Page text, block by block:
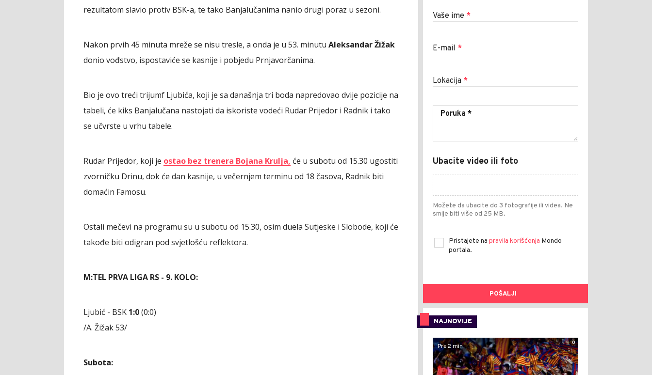
rezultatom slavio protiv BSK-a, te tako Banjalučanima nanio drugi poraz u sezoni.
Nakon prvih 45 minuta mreže se nisu tresle, a onda je u 53. minutu Aleksandar Žižak
donio vođstvo, ispostaviće se kasnije i pobjedu Prnjavorčanima.
Bio je ovo treći trijumf Ljubića, koji je sa današnja tri boda napredovao dvije pozicije na
tabeli, će kiks Banjalučana nastojati da iskoriste vodeći Rudar Prijedor i Radnik i tako
se učvrste u vrhu tabele.
Rudar Prijedor, koji je ostao bez trenera Bojana Krulja, će u subotu od 15.30 ugostiti
zvorničku Drinu, dok će dan kasnije, u večernjem terminu od 18 časova, Radnik biti
domaćin Famosu.
Ostali mečevi na programu su u subotu od 15.30, osim duela Sutjeske i Slobode, koji će
takođe biti odigran pod svjetlošću reflektora.
M:TEL PRVA LIGA RS - 9. KOLO:
Ljubić - BSK 1:0(0:0)
/A. Žižak 53/
Subota:
Vaše ime *
E-mail *
Lokacija *
Ubacite video ili foto
Možete da ubacite do 3 fotografije ili videa. Ne
smije biti više od 25 MB.
Pristajete na pravila korišćenja Mondo
portala.
POŠALJI
NAJNOVIJE
0
Pre 2 min